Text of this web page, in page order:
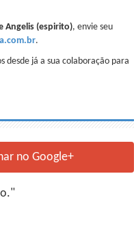
Angelis (espirito), envie seu
.
desde já a sua colaboração para
no Google+